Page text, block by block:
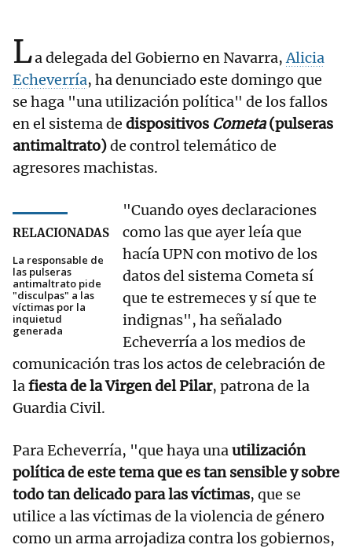
La delegada del Gobierno en Navarra,Alicia
Echeverría, ha denunciado este domingo que
se haga "una utilización política" de los fallos
en el sistema de dispositivos Cometa(pulseras
antimaltrato)de control telemático de
agresores machistas.
RELACIONADAS
La responsable de
las pulseras
antimaltrato pide
"disculpas" a las
víctimas por la
inquietud
generada
"Cuando oyes declaraciones
como las que ayer leía que
hacía UPN con motivo de los
datos del sistema Cometa sí
que te estremeces y sí que te
indignas", ha señalado
Echeverría a los medios de
comunicación tras los actos de celebración de
lafiesta de la Virgen del Pilar, patrona de la
Guardia Civil.
Para Echeverría, "que haya unautilización
política de este tema que es tan sensible y sobre
todo tan delicado para las víctimas, que se
utilice a las víctimas de la violencia de género
como un arma arrojadiza contra los gobiernos,